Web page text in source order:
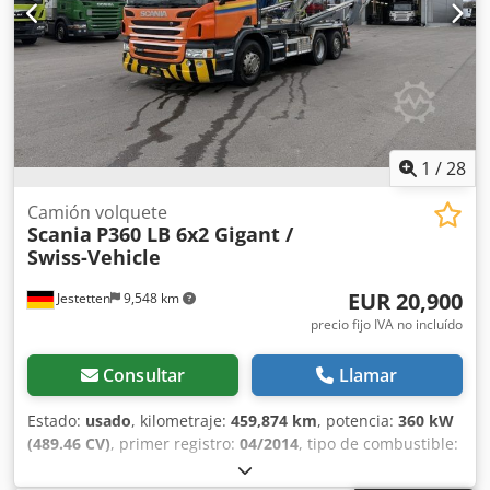
* N2E Toma de fuerza MB 131-2c * N6Z Enfriador de aceite
de la transmisión * Distancia entre ejes no definida * Q3Y
Rebaje del chasis sin regulación de la presión residual del
fuelle * C0J Voladizo del chasis 1200 mm * Espejos de
remolque * B2D Fren
1 /28
Jestetten 9,548 km
Camión volquete
Scania P360 LB 6x2 Gigant /
Swiss-Vehicle
EUR 20,900
precio fijo IVA no incluído
Consultar Llamar
Estado: usado, kilometraje: 459,874 km, potencia: 360 kW
(489.46 CV), primer registro: 04/2014, tipo de combustible:
12,600 kg